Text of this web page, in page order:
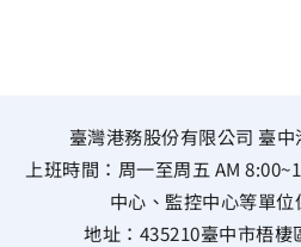
臺灣港務股份有限公司 臺
上班時間：周一至周五 AM
中心、監控中心等單位
地址： 435210臺中市梧棲